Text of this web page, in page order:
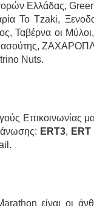
Ελλάδας,
Το Tzaki,
Ταβέρνα οι
Nuts.
Επικοινωνίας
ERT3,
είναι οι